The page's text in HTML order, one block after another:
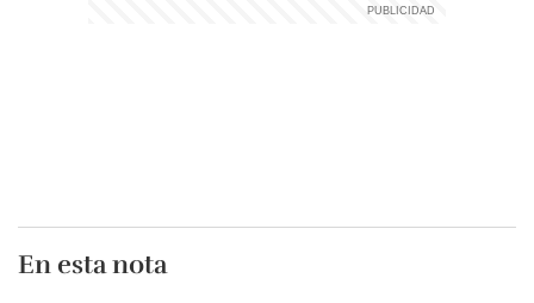
En esta nota